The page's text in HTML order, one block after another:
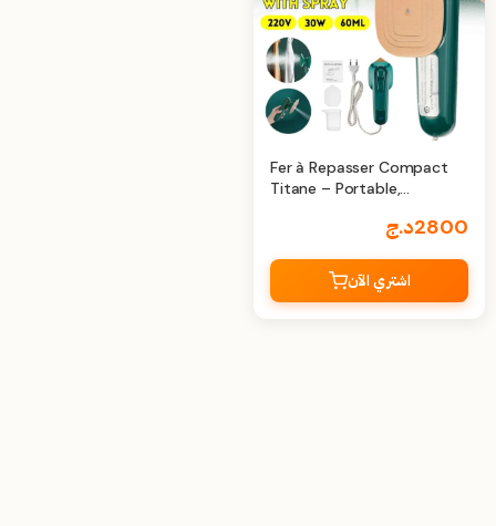
Fer à Repasser Compact
Titane – Portable,
Vêtements Secs/Humides
2800د.ج
اشتري الآن